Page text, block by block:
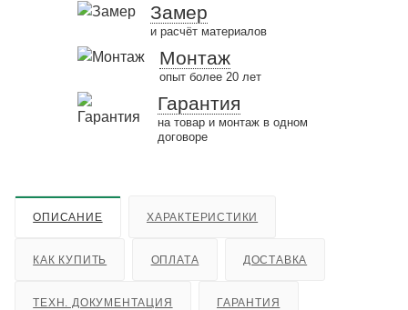
Замер
и расчёт материалов
Монтаж
опыт более 20 лет
Гарантия
на товар и монтаж в одном
договоре
ОПИСАНИЕ ХАРАКТЕРИСТИКИ
КАК КУПИТЬ ОПЛАТА ДОСТАВКА
ТЕХН. ДОКУМЕНТАЦИЯ ГАРАНТИЯ